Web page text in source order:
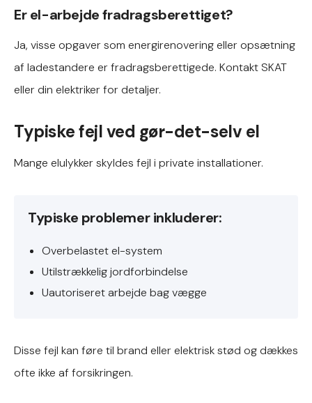
Er el-arbejde fradragsberettiget?
Ja, visse opgaver som energirenovering eller opsætning
af ladestandere er fradragsberettigede. Kontakt SKAT
eller din elektriker for detaljer.
Typiske fejl ved gør-det-selv el
Mange elulykker skyldes fejl i private installationer.
Typiske problemer inkluderer:
Overbelastet el-system
Utilstrækkelig jordforbindelse
Uautoriseret arbejde bag vægge
Disse fejl kan føre til brand eller elektrisk stød og dækkes
ofte ikke af forsikringen.